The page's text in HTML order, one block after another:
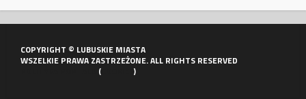
COPYRIGHT © LUBUSKIE MIASTA
WSZELKIE PRAWA ZASTRZEŻONE. ALL RIGHTS RESERVED
( )